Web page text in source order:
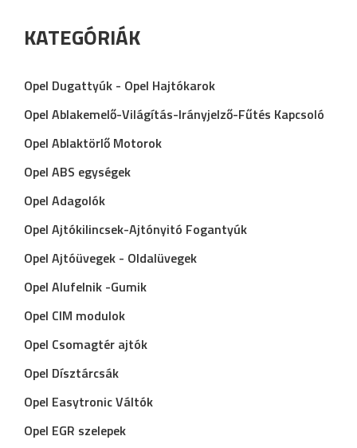
KATEGÓRIÁK
Opel Dugattyúk - Opel Hajtókarok
Opel Ablakemelő-Világítás-Irányjelző-Fűtés Kapcsoló
Opel Ablaktörlő Motorok
Opel ABS egységek
Opel Adagolók
Opel Ajtókilincsek-Ajtónyitó Fogantyúk
Opel Ajtóüvegek - Oldalüvegek
Opel Alufelnik -Gumik
Opel CIM modulok
Opel Csomagtér ajtók
Opel Dísztárcsák
Opel Easytronic Váltók
Opel EGR szelepek